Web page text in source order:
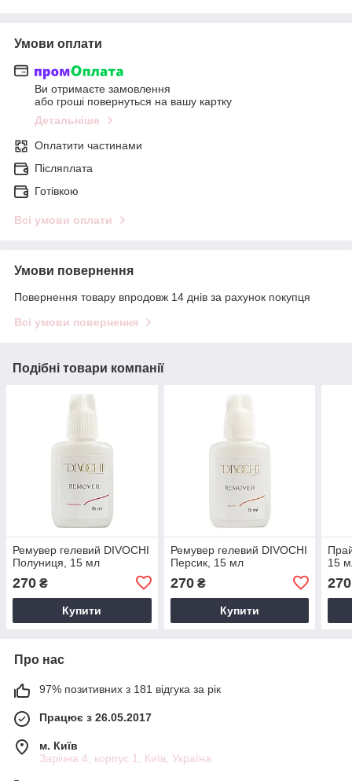
Умови оплати
Ви отримаєте замовлення
або гроші повернуться на вашу картку
Детальніше
Оплатити частинами
Післяплата
Готівкою
Всі умови оплати
Умови повернення
Повернення товару впродовж 14 днів за рахунок покупця
Всі умови повернення
Подібні товари компанії
Ремувер гелевий DIVOCHI
Полуниця, 15 мл
270 ₴
Купити
Ремувер гелевий DIVOCHI
Персик, 15 мл
270₴
Купити
15
270
Про нас
97% позитивних з 181 відгука за рік
Працює з 26.05.2017
м. Київ
Зарічна 4, корпус 1, Київ, Україна